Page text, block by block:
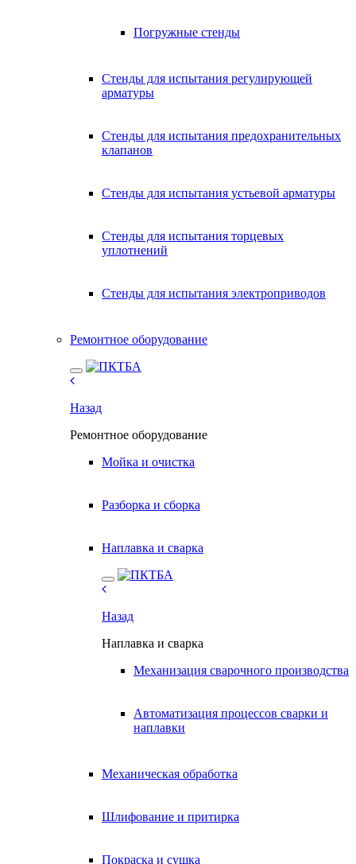
Погружные стенды
Стенды для испытания регулирующей
арматуры
Стенды для испытания предохранительных
клапанов
Стенды для испытания устьевой арматуры
Стенды для испытания торцевых
уплотнений
Стенды для испытания электроприводов
Ремонтное оборудование
Назад
Ремонтное оборудование
Мойка и очистка
Разборка и сборка
Наплавка и сварка
Назад
Наплавка и сварка
Механизация сварочного производства
Автоматизация процессов сварки и
наплавки
Механическая обработка
Шлифование и притирка
Покраска и сушка